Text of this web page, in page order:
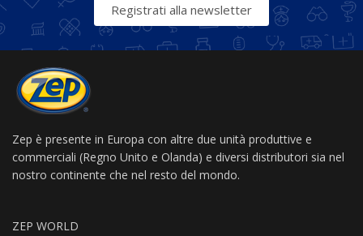
Registrati alla newsletter
Zep è presente in Europa con altre due unità produttive e
commerciali (Regno Unito e Olanda) e diversi distributori sia nel
nostro continente che nel resto del mondo.
ZEP WORLD